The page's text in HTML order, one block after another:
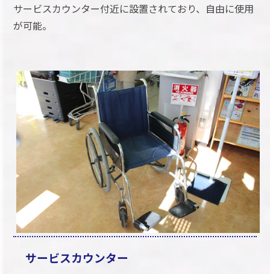
サービスカウンター付近に設置されており、自由に使用
が可能。
サービスカウンター